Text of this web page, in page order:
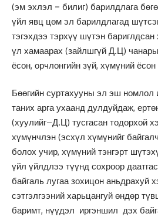
(эм эхлэл = билиг) барилдлага
үйл явц цөм эл барилдлагад
тэгэхдээ тэрхүү шүтэн
үл хамаарах (зайлшгүй Д.Ц)
ёсон, орчлонгийн зүй, хүмүний
Бөөгийн суртахууны эл эш номлол
таних арга ухаанд дулдуйдаж,
(хуулийг–Д.Ц) тусгасан тодорхой
хүмүнчлэн (эсхүл хүмүнийг
болох учир, хүмүний тэнгэрт
үйл үйлдлээ түүнд сохроор
байгаль лугаа зохицон аньдрахуй
сэтгэлгээний харьцангуй өндөр
баримт, нүүдэл иргэншил дэх